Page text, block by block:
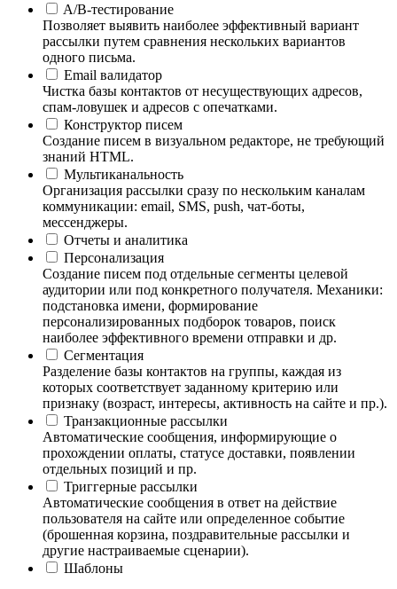
A/B-тестирование
Позволяет выявить наиболее эффективный вариант
рассылки путем сравнения нескольких вариантов
одного письма.
Email валидатор
Чистка базы контактов от несуществующих адресов,
спам-ловушек и адресов с опечатками.
Конструктор писем
Создание писем в визуальном редакторе, не требующий
знаний HTML.
Мультиканальность
Организация рассылки сразу по нескольким каналам
коммуникации: email, SMS, push, чат-боты,
мессенджеры.
Отчеты и аналитика
Персонализация
Создание писем под отдельные сегменты целевой
аудитории или под конкретного получателя. Механики:
подстановка имени, формирование
персонализированных подборок товаров, поиск
наиболее эффективного времени отправки и др.
Сегментация
Разделение базы контактов на группы, каждая из
которых соответствует заданному критерию или
признаку (возраст, интересы, активность на сайте и пр.).
Транзакционные рассылки
Автоматические сообщения, информирующие о
прохождении оплаты, статусе доставки, появлении
отдельных позиций и пр.
Триггерные рассылки
Автоматические сообщения в ответ на действие
пользователя на сайте или определенное событие
(брошенная корзина, поздравительные рассылки и
другие настраиваемые сценарии).
Шаблоны